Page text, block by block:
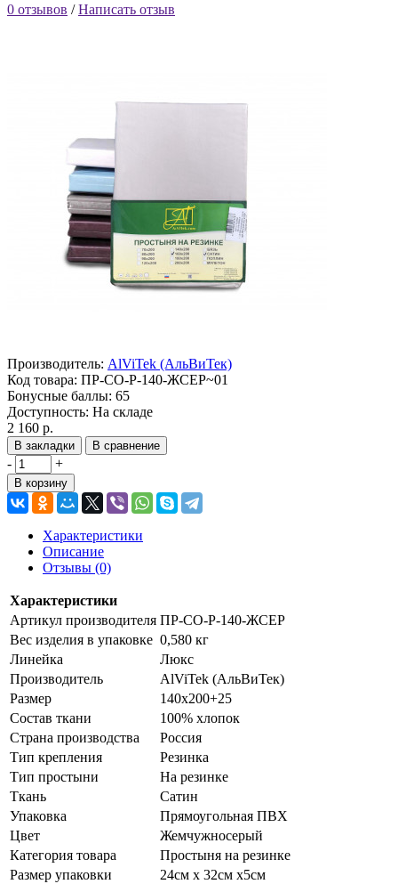
0 отзывов /Написать отзыв
Производитель: AlViTek (АльВиТек)
Код товара: ПР-СО-Р-140-ЖСЕР~01
Бонусные баллы: 65
Доступность: На складе
2 160 р.
В закладки В сравнение
- +
В корзину
Характеристики
Описание
Отзывы (0)
Характеристики
Артикул производителя ПР-СО-Р-140-ЖСЕР
Вес изделия в упаковке 0,580 кг
Линейка
Люкс
Производитель
AlViTek (АльВиТек)
Размер
140х200+25
Состав ткани
100% хлопок
Страна производства
Россия
Тип крепления
Резинка
Тип простыни
На резинке
Ткань
Сатин
Упаковка
Прямоугольная ПВХ
Цвет
Жемчужносерый
Категория товара
Простыня на резинке
Размер упаковки
24см х 32см х5см